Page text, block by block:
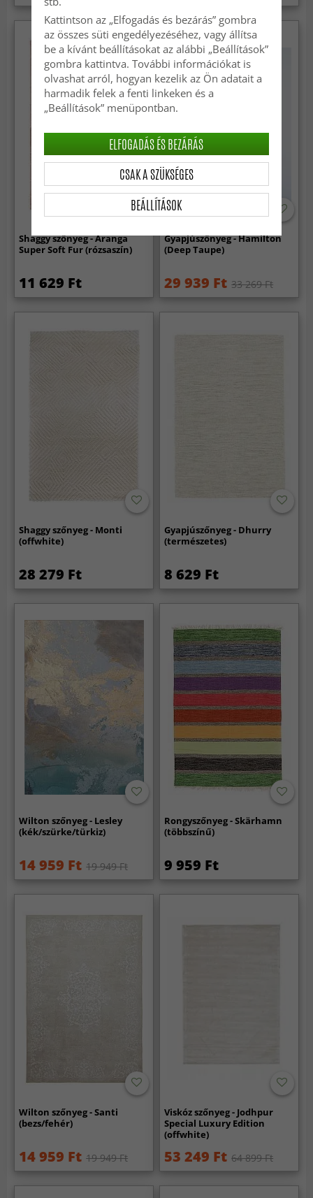
Shaggy szőnyeg - Aranga
Super Soft Fur (rózsaszín)
11 629 Ft
Gyapjúszőnyeg - Hamilton
(Deep Taupe)
29 939 Ft 33 269 Ft
Shaggy szőnyeg - Monti
(offwhite)
28 279 Ft
Gyapjúszőnyeg - Dhurry
(természetes)
8 629 Ft
Wilton szőnyeg - Lesley
(kék/szürke/türkiz)
14 959 Ft 19 949 Ft
Rongyszőnyeg - Skärhamn
(többszínű)
9 959 Ft
Wilton szőnyeg - Santi
(bezs/fehér)
14 959 Ft 19 949 Ft
Viskóz szőnyeg - Jodhpur
Special Luxury Edition
(offwhite)
53 249 Ft 64 899 Ft
Kattintson az „Elfogadás és bezárás” gombra
az összes süti engedélyezéséhez, vagy állítsa
be a kívánt beállításokat az alábbi „Beállítások”
gombra kattintva. További információkat is
olvashat arról, hogyan kezelik az Ön adatait a
harmadik felek a fenti linkeken és a
„Beállítások” menüpontban.
BEÁLLÍTÁSOK
CSAK A SZÜKSÉGES
ELFOGADÁS ÉS BEZÁRÁS